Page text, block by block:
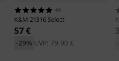
44
K&M 21316 Select
57 €
UVP: 79,90 €
-29%